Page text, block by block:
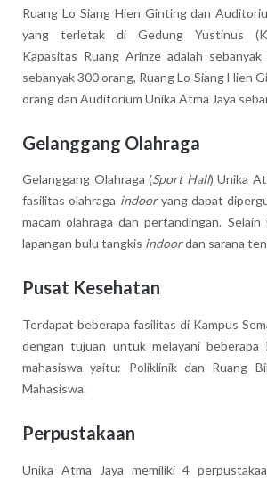
Ruang Lo Siang Hien Ginting dan
yang terletak di Gedung Yustinus
Kapasitas Ruang Arinze adalah
sebanyak 300 orang, Ruang Lo Siang Hien
orang dan Auditorium Unika Atma Jaya
Gelanggang Olahraga
Gelanggang Olahraga (Sport Hall) Unika
fasilitas olahraga indooryang dapat
macam olahraga dan pertandingan.
lapangan bulu tangkis indoordan sarana
Pusat Kesehatan
Terdapat beberapa fasilitas di Kampus
dengan tujuan untuk melayani
mahasiswa yaitu: Poliklinik dan Ruang
Mahasiswa.
Perpustakaan
Unika Atma Jaya memiliki 4